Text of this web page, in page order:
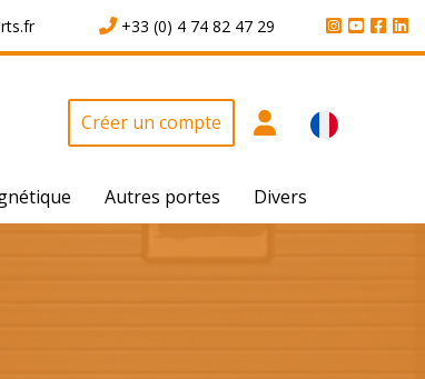
+33 (0) 4 74 82 47 29
Créer un compte
Autres portes Divers